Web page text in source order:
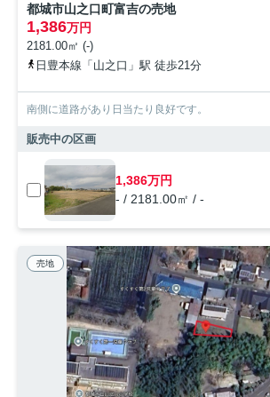
都城市山之口町富吉の売地
1,386万円
2181.00㎡ (-)
日豊本線「山之口」駅 徒歩21分
南側に道路があり日当たり良好です。
販売中の区画
1,386万円
- / 2181.00㎡ / -
売地